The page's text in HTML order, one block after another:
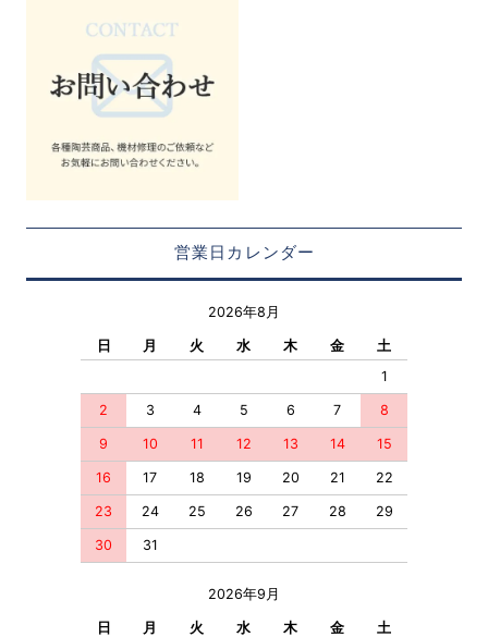
営業日カレンダー
2026年8月
日 月 火 水 木 金
土
1
2 3 4 5 6 7 8
9 10 11 12 13 14 15
16 17 18 19 20 21 22
23 24 25 26 27 28 29
30 31
2026年9月
日 月 火 水 木 金
土